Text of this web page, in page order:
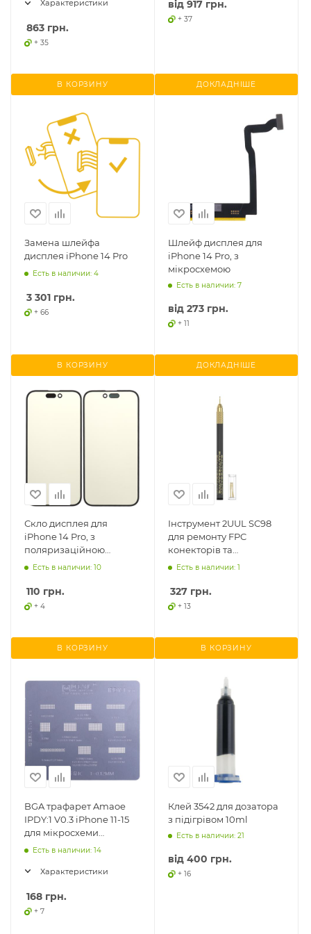
Характеристики
863 грн.
+ 35
В КОРЗИНУ
від 917 грн.
+ 37
ДОКЛАДНІШЕ
Замена шлейфа
дисплея iPhone 14 Pro
Есть в наличии: 4
3 301 грн.
+ 66
В КОРЗИНУ
Шлейф дисплея для
iPhone 14 Pro, з
мікросхемою
Есть в наличии: 7
від 273 грн.
+ 11
ДОКЛАДНІШЕ
Скло дисплея для
iPhone 14 Pro, з
поляризаційною
плівкою
Есть в наличии: 10
110 грн.
+ 4
В КОРЗИНУ
Інструмент 2UUL SC98
для ремонту FPC
конекторів та
реболлінгу
Есть в наличии: 1
327 грн.
+ 13
В КОРЗИНУ
BGA трафарет Amaoe
IPDY:1 V0.3 iPhone 11-15
для мікросхеми
тачскріну
Есть в наличии: 14
Характеристики
168 грн.
+ 7
Клей 3542 для дозатора
з підігрівом 10ml
Есть в наличии: 21
від 400 грн.
+ 16